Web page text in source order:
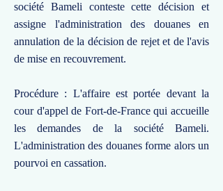
société Bameli conteste cette décision et
assigne l'administration des douanes en
annulation de la décision de rejet et de l'avis
de mise en recouvrement.
Procédure : L'affaire est portée devant la
cour d'appel de Fort-de-France qui accueille
les demandes de la société Bameli.
L'administration des douanes forme alors un
pourvoi en cassation.